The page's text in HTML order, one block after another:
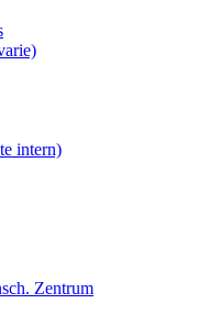
intern)
Zentrum